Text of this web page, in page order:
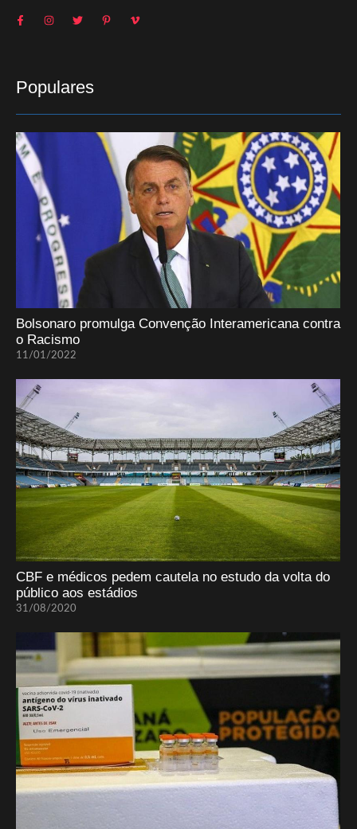
Populares
Bolsonaro promulga Convenção Interamericana contra
o Racismo
11/01/2022
CBF e médicos pedem cautela no estudo da volta do
público aos estádios
31/08/2020